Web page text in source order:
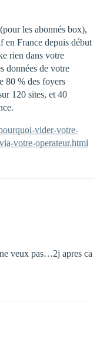
les abonnés box),
France depuis début
rien dans votre
données de votre
80 % des foyers
120 sites, et 40
vider-votre-
votre-operateur.html
veux pas…2j apres ca